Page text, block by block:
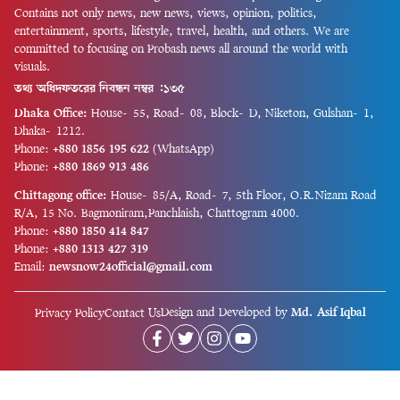
Contains not only news, new news, views, opinion, politics,
entertainment, sports, lifestyle, travel, health, and others. We are
committed to focusing on Probash news all around the world with
visuals.
তথ্য অধিদফতরের নিবন্ধন নম্বর :১৩৫
Dhaka Office: House-55, Road-08, Block-D, Niketon, Gulshan-1,
Dhaka-1212.
Phone: +880 1856 195 622 (WhatsApp)
Phone: +880 1869 913 486
Chittagong office: House-85/A, Road-7, 5th Floor, O.R.Nizam Road
R/A, 15 No. Bagmoniram,Panchlaish, Chattogram 4000.
Phone: +880 1850 414 847
Phone: +880 1313 427 319
Email: newsnow24official@gmail.com
Privacy PolicyContact UsDesign and Developed by Md. Asif Iqbal